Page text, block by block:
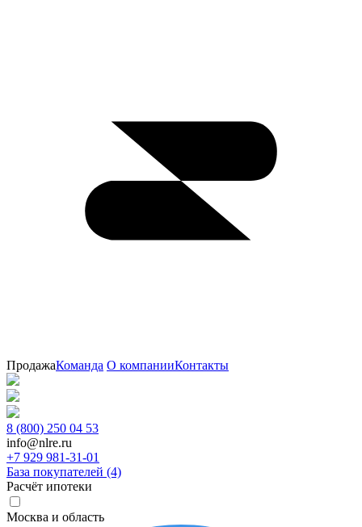
ПродажаКоманда О компанииКонтакты
8 (800) 250 04 53
info@nlre.ru
+7 929 981-31-01
База покупателей (4)
Расчёт ипотеки
Москва и область